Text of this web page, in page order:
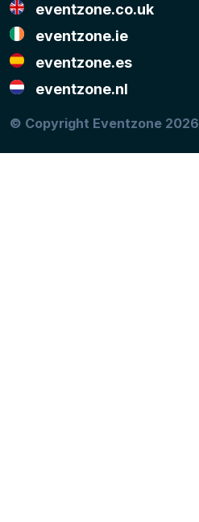
eventzone.co.uk
eventzone.ie
eventzone.es
eventzone.nl
© Copyright Eventzone 2026